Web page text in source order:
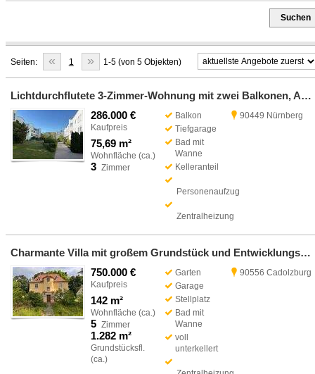
Suchen
Seiten: « 1 » 1-5 (von 5 Objekten)
Lichtdurchflutete 3-Zimmer-Wohnung mit zwei Balkonen, Aufzug und Tiefgaragenstellplatz-90449 Nürnberg
286.000 €
Kaufpreis
75,69 m²
Wohnfläche (ca.)
3 Zimmer
Balkon
Tiefgarage
Bad mit
Wanne
Kelleranteil
Personenaufzug
Zentralheizung
90449 Nürnberg
Charmante Villa mit großem Grundstück und Entwicklungspotenzial in 90556 Cadolzburg-Egersdorf
750.000 €
Kaufpreis
142 m²
Wohnfläche (ca.)
5 Zimmer
1.282 m²
Grundstücksfl.
(ca.)
Garten
Garage
Stellplatz
Bad mit
Wanne
voll
unterkellert
90556 Cadolzburg